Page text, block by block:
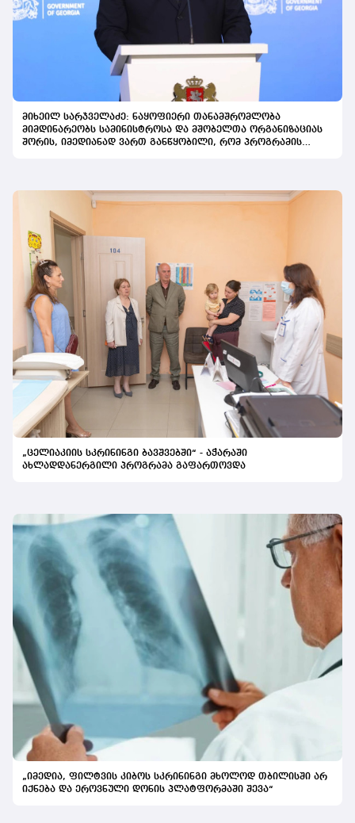
მიხეილ სარჯველაძე: ნაყოფიერი თანამშრომლობა
მიმდინარეობს სამინისტროსა და მშობელთა ორგანიზაციას
შორის, იმედიანად ვართ განწყობილი, რომ პროგრამის
„ცელიაკიის სკრინინგი ბავშვებში“ - აჭარაში
ახლადდანერგილი პროგრამა გაფართოვდა
„იმედია, ფილტვის კიბოს სკრინინგი მხოლოდ თბილისში არ
იქნება და ეროვნული დონის პლატფორმაში შევა“